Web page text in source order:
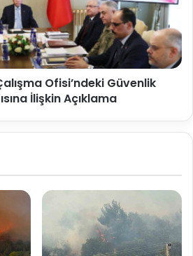
Ofisi’ndeki Güvenlik
İlişkin Açıklama